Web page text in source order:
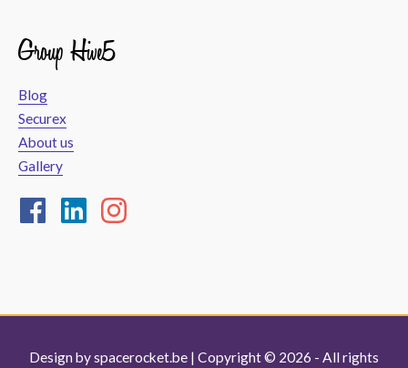
Group Hive5
Blog
Securex
About us
Gallery
Design byspacerocket.be | Copyright © 2026 - All rights